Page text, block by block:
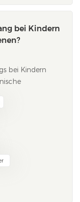
bei Kindern
bei Kindern
und
peripherer
einer